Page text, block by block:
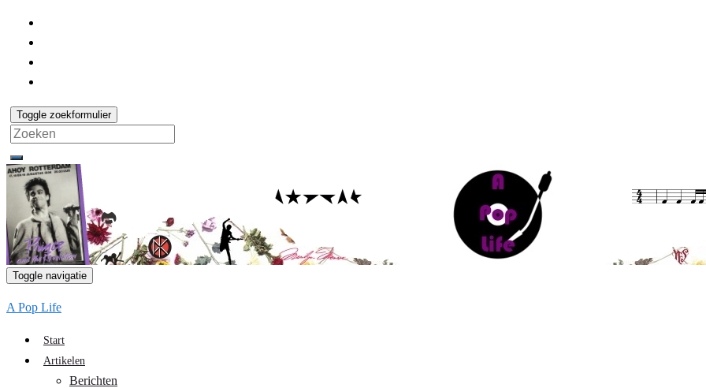
Toggle zoekformulier
Search
for:
Toggle navigatie
A Pop Life
Start
Artikelen
Berichten